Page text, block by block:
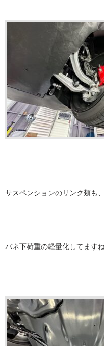
サスペンションのリンク類も
バネ下荷重の軽量化してますね